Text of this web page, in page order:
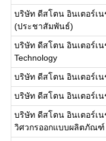
บริษัท ดีสโตน อินเตอร์เ
(ประชาสัมพันธ์)
บริษัท ดีสโตน อินเตอร์เ
Technology
บริษัท ดีสโตน อินเตอร์เ
บริษัท ดีสโตน อินเตอร์เ
บริษัท ดีสโตน อินเตอร์เ
วิศวกรออกแบบผลิตภัณฑ์